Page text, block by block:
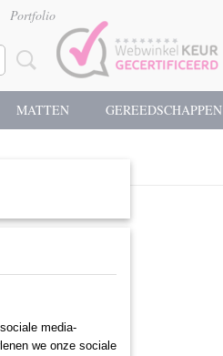
Portfolio
MATTEN GEREEDSCHAPPEN
media-
we onze sociale